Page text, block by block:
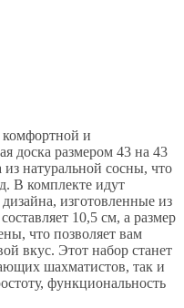
и
доска размером 43 на 43
натуральной сосны, что
В комплекте идут
изготовленные из
10,5 см, а размер
что позволяет вам
вкус. Этот набор станет
шахматистов, так и
функциональность